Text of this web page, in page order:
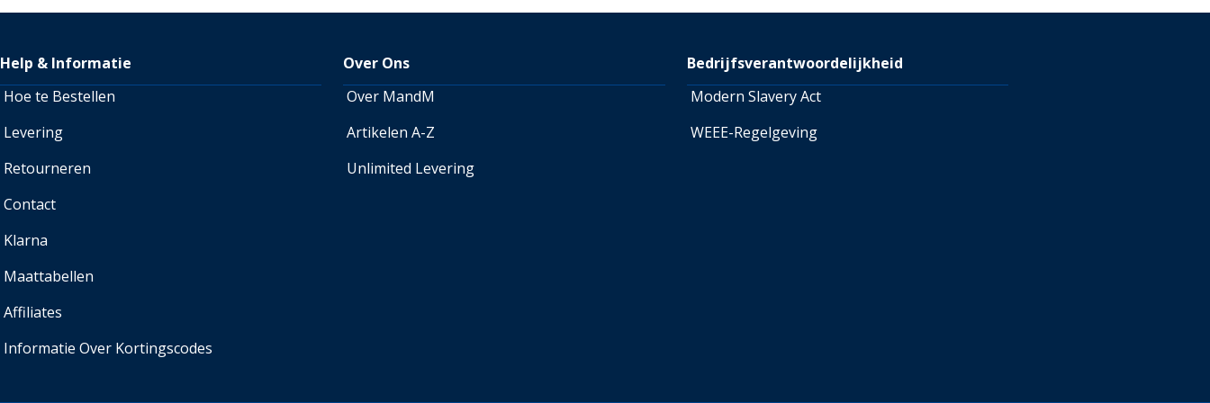
Retourneren-paginaraadplegen voor meer informatie
Help & Informatie
Hoe te Bestellen
Levering
Retourneren
Contact
Klarna
Maattabellen
Affiliates
Informatie Over Kortingscodes
Over Ons
Over MandM
Artikelen A-Z
Unlimited Levering
Bedrijfsverantwoordelijkheid
Modern Slavery Act
WEEE-Regelgeving